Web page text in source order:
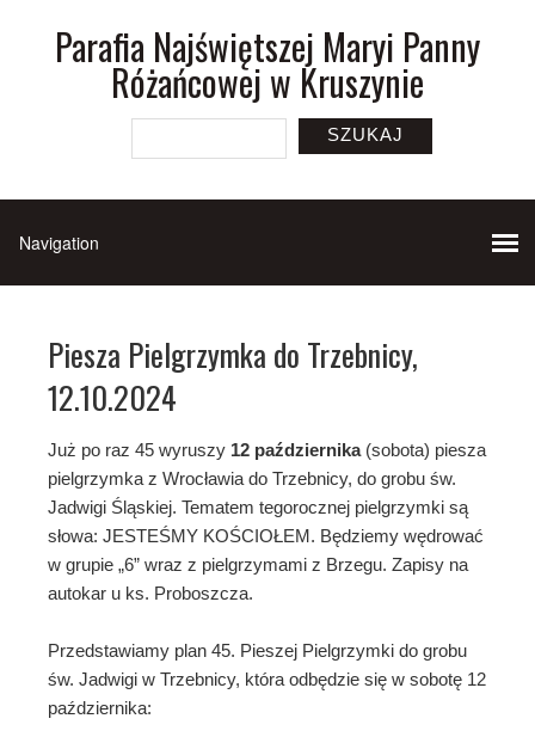
Parafia Najświętszej Maryi Panny
Różańcowej w Kruszynie
SZUKAJ
Piesza Pielgrzymka do Trzebnicy,
12.10.2024
Już po raz 45 wyruszy 12 października(sobota) piesza
pielgrzymka z Wrocławia do Trzebnicy, do grobu św.
Jadwigi Śląskiej. Tematem tegorocznej pielgrzymki są
słowa: JESTEŚMY KOŚCIOŁEM. Będziemy wędrować
w grupie „6” wraz z pielgrzymami z Brzegu. Zapisy na
autokar u ks. Proboszcza.
Przedstawiamy plan 45. Pieszej Pielgrzymki do grobu
św. Jadwigi w Trzebnicy, która odbędzie się w sobotę 12
października: